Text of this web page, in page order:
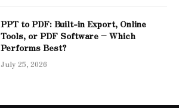
PPT to PDF: Built-in Export, Online
Tools, or PDF Software – Which
Performs Best?
July 25, 2026